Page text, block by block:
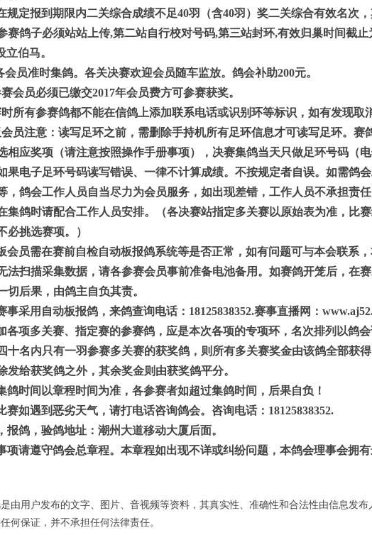
规定报到期限内二关综合成绩不足40羽（含40羽）奖二关综合有效名次
赛鸽子必须站站上传,第二站自行校对号码,第三站封环,有效归巢时间截止
立伯马。
会员准时集鸽。各关决赛欢迎会员随车监放。鸽会补助200元。
会员必须已缴交2017年会员费方可参赛获奖。
所有参赛鸽都不能在信鸽上添加联系电话或识别环等标识，如有发现取
员注意：读写足环之前，需删除手持机所有足环信息才可读写足环。赛
相应奖项（请注意按照操作手册事项），决赛集鸽当天只做足环号码（
果电子足环号码读写错误、一律不计算成绩。不按规定者自误。如需鸽
，鸽会工作人员自当尽力为会员服务，如出现差错，工作人员不承担责
集鸽时请配合工作人员安排。（各决赛站指定多关赛以原始表为准，比
必挑选赛项。）
会员需在赛前自检自动板报鸽系统等是否正常，如有问题可与本会联系
法扫描采集数据，请各参赛会员事前准备电池备用。如赛鸽开笼后，在
切后果，由鸽主自负其责。
事采用自动板报鸽，来鸽查询电话：18125838352.赛事直播网：
各项多关赛、指定赛的参赛鸽，应是本次各项的专项环，名次排列以鸽
十名内只有一羽参赛多关赛的获奖鸽，则所有多关赛奖金由该鸽全部获
发给获奖鸽之外，其余奖金则由获奖鸽平分。
鸽时间以章程时间为准，各参赛者如超过集鸽时间，后果自负！
赛如遇到恶劣天气，请打电话咨询鸽会。咨询电话： 18125838352.
报鸽，验鸽地址：潮州大道移动大厦后面。
项请遵守鸽会总章程。本章程如出现不详或纠纷问题，本鸽会理事会拥
由用户发布的文字、图片、音视频等资料，其真实性、准确性和合法性由信息发
何保证，并不承担任何法律责任。